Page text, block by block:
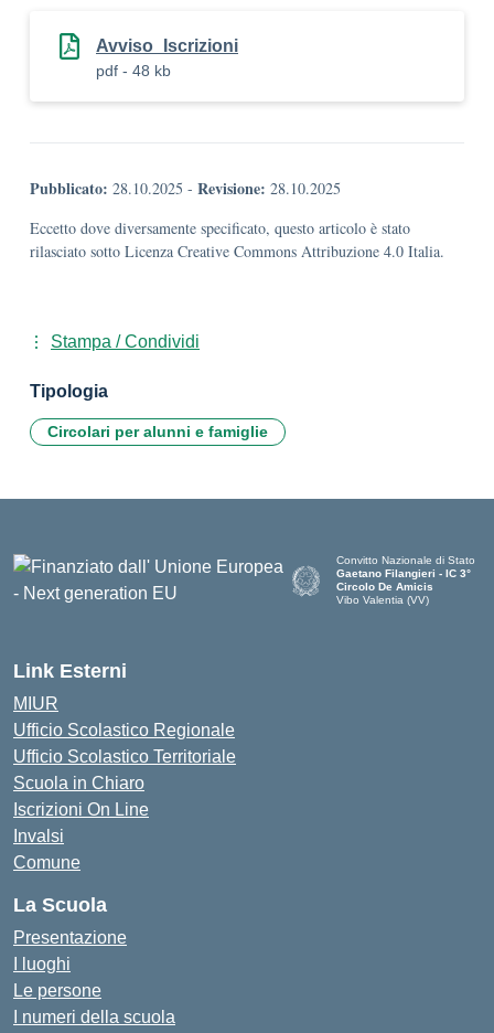
Avviso_Iscrizioni
pdf - 48 kb
Pubblicato: 28.10.2025 - Revisione: 28.10.2025
Eccetto dove diversamente specificato, questo articolo è stato
rilasciato sotto Licenza Creative Commons Attribuzione 4.0 Italia.
Stampa / Condividi
Tipologia
Circolari per alunni e famiglie
Convitto Nazionale di Stato
Gaetano Filangieri - IC 3°
Circolo De Amicis
Vibo Valentia (VV)
Link Esterni
MIUR
Ufficio Scolastico Regionale
Ufficio Scolastico Territoriale
Scuola in Chiaro
Iscrizioni On Line
Invalsi
Comune
La Scuola
Presentazione
I luoghi
Le persone
I numeri della scuola